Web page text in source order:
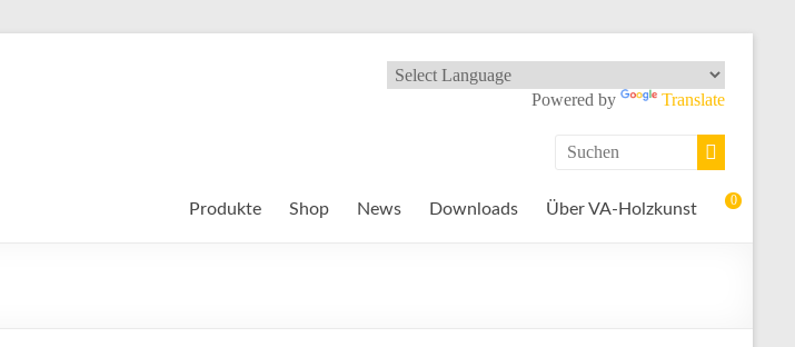
Powered by Translate
0
Produkte Shop News Downloads Über VA-Holzkunst